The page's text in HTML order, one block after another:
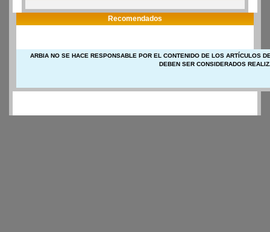
Recomendados
ARBIA NO SE HACE RESPONSABLE POR EL CONTENIDO DE LOS ARTÍCULOS
DEBEN SER CONSIDERADOS